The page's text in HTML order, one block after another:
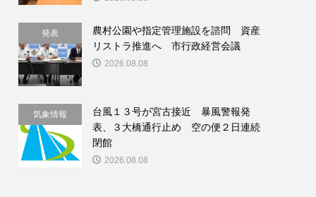
発表
農村公園や指定管理施設を諮問 資産
リストラ推進へ 市行政経営会議
2026.08.08
気象情報
台風１３号が宮古接近 暴風警報発
表、３大橋通行止め 空の便２日連続
閉館
2026.08.08